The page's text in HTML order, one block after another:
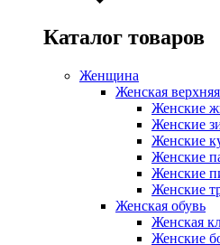
Каталог товаров
Женщина
Женская
Женские
Женские
Женские
Женские
Женские
Женские
Женская обувь
Женская
Женские